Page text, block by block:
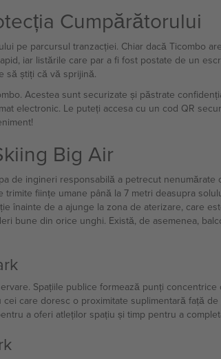
Cumpărătorului
pe parcursul tranzacției. Chiar dacă Ticombo
iar listările care par a fi fost postate de un
să știți că vă sprijină.
Acestea sunt securizate și păstrate
electronic. Le puteți accesa cu un cod QR
Big Air
de ingineri responsabilă a petrecut
ființe umane până la 7 metri deasupra
înainte de a ajunge la zona de aterizare, care
bune din orice unghi. Există, de asemenea,
Spațiile publice formează punți
care doresc o proximitate suplimentară față
a oferi atleților spațiu și timp pentru a